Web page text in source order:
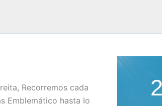
Recorremos cada
Emblemático hasta lo